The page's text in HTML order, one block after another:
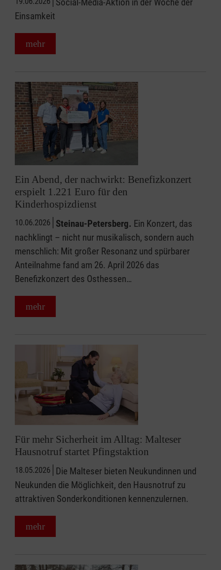
Einsamkeit
mehr
Ein Abend, der nachwirkt: Benefizkonzert
erspielt 1.221 Euro für den
Kinderhospizdienst
10.06.2026 Steinau-Petersberg. Ein Konzert, das
nachklingt – nicht nur musikalisch, sondern auch
menschlich: Mit großer Resonanz und spürbarer
Anteilnahme fand am 26. April 2026 das
Benefizkonzert des Osthessen…
mehr
Für mehr Sicherheit im Alltag: Malteser
Hausnotruf startet Pfingstaktion
18.05.2026 Die Malteser bieten Neukundinnen und
Neukunden die Möglichkeit, den Hausnotruf zu
attraktiven Sonderkonditionen kennenzulernen.
mehr